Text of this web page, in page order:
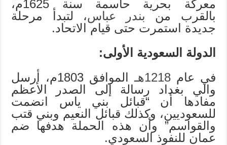
معركة بحرية حاسمة سنة 1625م،
بالقرب من بندر عباس، لتبدأ مرحلة
جديدة استمرت حتى قيام الاتحاد.
الدولة السعودية الأولى:
في عام 1218هـ
الموافق 1803م، أرسل
والي بغداد رسالة إلى الصدر الأعظم
مفادها أن “قبائل بني ياس انضمت
للسعوديين، وكذلك قبائل النعيم وبني قتب
والقواسم” وأن هذه الحملة هدفها ضم
عمان للنفوذ السعودي.